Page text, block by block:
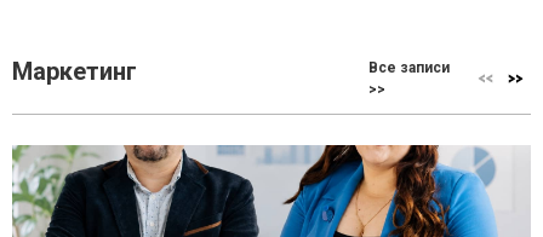
Маркетинг
Все записи
>>